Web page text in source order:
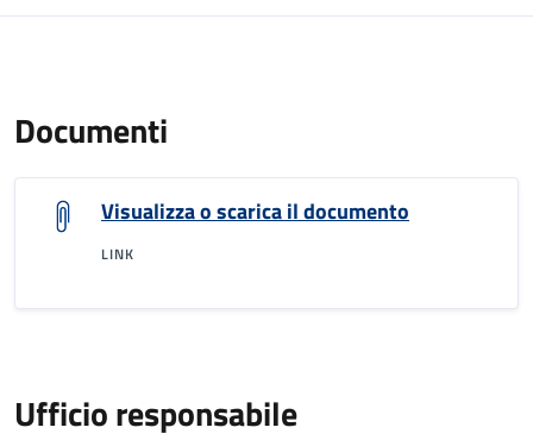
Documenti
Visualizza o scarica il documento
LINK
Ufficio responsabile